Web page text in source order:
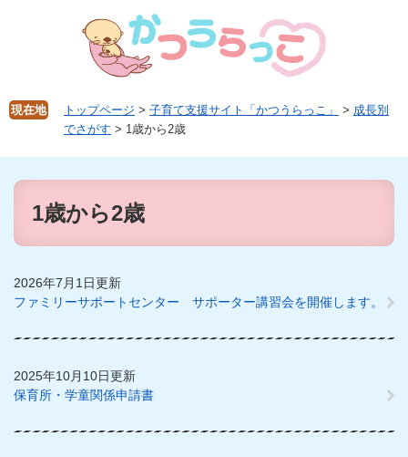
頭
で
飛
ば
現在地 トップページ > 子育て支援サイト「かつうらっこ」 > 成長別
でさがす > 1歳から2歳
本
1歳から2歳
2026年7月1日更新
ファミリーサポートセンター サポーター講習会を開催します。
2025年10月10日更新
保育所・学童関係申請書